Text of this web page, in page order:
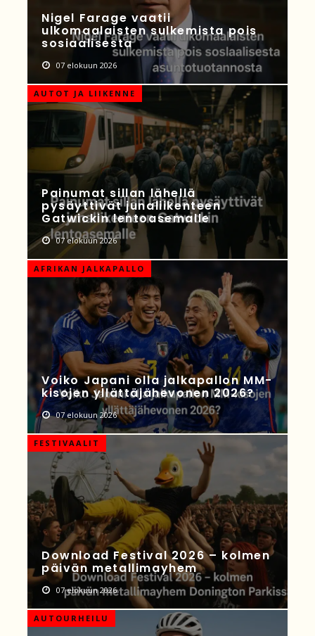
Nigel Farage vaatii
ulkomaalaisten sulkemista pois
sosiaalisesta
07 elokuun 2026
AUTOT JA LIIKENNE
Painumat sillan lähellä
pysäyttivät junaliikenteen
Gatwickin lentoasemalle
07 elokuun 2026
AFRIKAN JALKAPALLO
Voiko Japani olla jalkapallon MM-
kisojen yllättäjähevonen 2026?
07 elokuun 2026
FESTIVAALIT
Download Festival 2026 – kolmen
päivän metallimayhem
07 elokuun 2026
AUTOURHEILU